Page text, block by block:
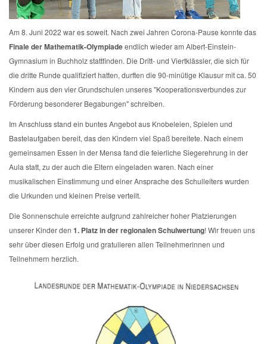
Am 8. Juni 2022 war es soweit. Nach zwei Jahren Corona-Pause konnte das
Finale der Mathematik-Olympiadeendlich wieder am Albert-Einstein-
Gymnasium in Buchholz stattfinden. Die Dritt- und Viertklässler, die sich für
die dritte Runde qualifiziert hatten, durften die 90-minütige Klausur mit ca. 50
Kindern aus den vier Grundschulen unseres "Kooperationsverbundes zur
Förderung besonderer Begabungen" schreiben.
Im Anschluss stand ein buntes Angebot aus Knobeleien, Spielen und
Bastelaufgaben bereit, das den Kindern viel Spaß bereitete. Nach einem
gemeinsamen Essen in der Mensa fand die feierliche Siegerehrung in der
Aula statt, zu der auch die Eltern eingeladen waren. Nach einer
musikalischen Einstimmung und einer Ansprache des Schulleiters wurden
die Urkunden und kleinen Preise verteilt.
Die Sonnenschule erreichte aufgrund zahlreicher hoher Platzierungen
unserer Kinder den 1. Platz in der regionalen Schulwertung! Wir freuen uns
sehr über diesen Erfolg und gratulieren allen Teilnehmerinnen und
Teilnehmern herzlich.